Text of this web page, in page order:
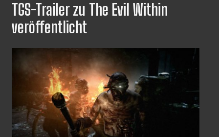
TGS-Trailer zu The Evil Within
veröffentlicht